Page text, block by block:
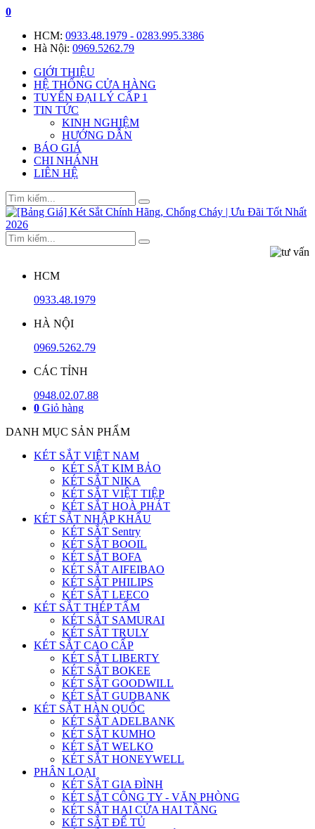
0
HCM: 0933.48.1979 - 0283.995.3386
Hà Nội: 0969.5262.79
GIỚI THIỆU
HỆ THỐNG CỬA HÀNG
TUYỂN ĐẠI LÝ CẤP 1
TIN TỨC
KINH NGHIỆM
HƯỚNG DẪN
BÁO GIÁ
CHI NHÁNH
LIÊN HỆ
HCM
0933.48.1979
HÀ NỘI
0969.5262.79
CÁC TỈNH
0948.02.07.88
0 Giỏ hàng
DANH MỤC SẢN PHẨM
KÉT SẮT VIỆT NAM
KÉT SẮT KIM BẢO
KÉT SẮT NIKA
KÉT SẮT VIỆT TIỆP
KÉT SẮT HOÀ PHÁT
KÉT SẮT NHẬP KHẨU
KÉT SẮT Sentry
KÉT SẮT BOOIL
KÉT SẮT BOFA
KÉT SẮT AIFEIBAO
KÉT SẮT PHILIPS
KÉT SẮT LEECO
KÉT SẮT THÉP TẤM
KÉT SẮT SAMURAI
KÉT SẮT TRULY
KÉT SẮT CAO CẤP
KÉT SẮT LIBERTY
KÉT SẮT BOKEE
KÉT SẮT GOODWILL
KÉT SẮT GUDBANK
KÉT SẮT HÀN QUỐC
KÉT SẮT ADELBANK
KÉT SẮT KUMHO
KÉT SẮT WELKO
KÉT SẮT HONEYWELL
PHÂN LOẠI
KÉT SẮT GIA ĐÌNH
KÉT SẮT CÔNG TY - VĂN PHÒNG
KÉT SẮT HAI CỬA HAI TẦNG
KÉT SẮT ĐỂ TỦ